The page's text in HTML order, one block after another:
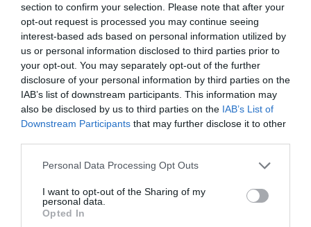
section to confirm your selection. Please note that after your
opt-out request is processed you may continue seeing
interest-based ads based on personal information utilized by
us or personal information disclosed to third parties prior to
your opt-out. You may separately opt-out of the further
disclosure of your personal information by third parties on the
IAB’s list of downstream participants. This information may
also be disclosed by us to third parties on the IAB’s List of
Downstream Participants that may further disclose it to other
Please note that this website/app uses one or more Google
not limited to your visit or usage behaviour. You may click to
grant or deny consent to Google and its third-party tags to
use your data for below specified purposes in below Google
Personal Data Processing Opt Outs
I want to opt-out of the Sharing of my
personal data.
Opted In